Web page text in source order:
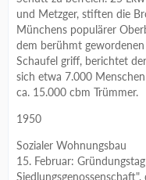
und Metzger, stiften die
Münchens populärer
dem berühmt
Schaufel griff, berichtet
sich etwa 7.000
ca. 15.000 cbm Trümmer.
1950
Sozialer Wohnungsbau
15. Februar: